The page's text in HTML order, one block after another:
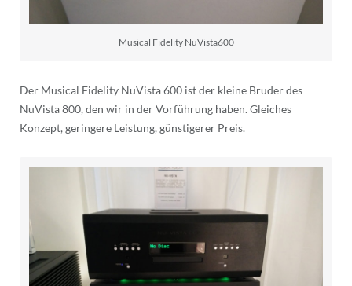
Musical Fidelity NuVista600
Der Musical Fidelity NuVista 600 ist der kleine Bruder des
NuVista 800, den wir in der Vorführung haben. Gleiches
Konzept, geringere Leistung, günstigerer Preis.